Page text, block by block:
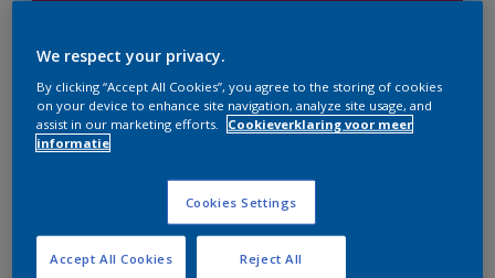
Boodschappenlijst
Vind een verkooppunt
Voeg toe aan project
Zie kleur in de Sikkens Visualizer App
We respect your privacy.
By clicking “Accept All Cookies”, you agree to the storing of cookies
on your device to enhance site navigation, analyze site usage, and
assist in our marketing efforts.
Cookieverklaring voor meer
informatie
Cookies Settings
Reject All
Accept All Cookies